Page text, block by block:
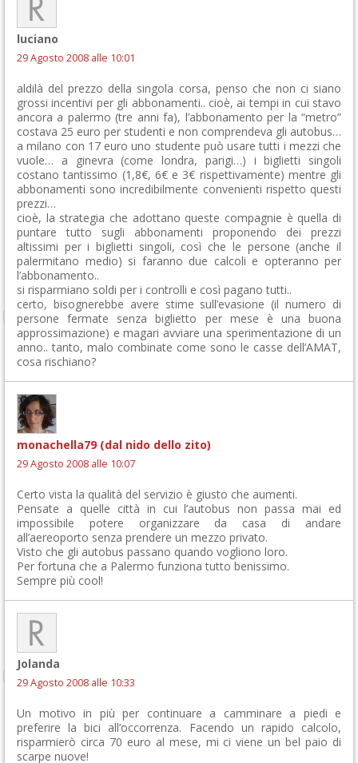
luciano
29 Agosto 2008 alle 10:01
aldilà del prezzo della singola corsa, penso che non ci siano
grossi incentivi per gli abbonamenti.. cioè, ai tempi in cui stavo
ancora a palermo (tre anni fa), l’abbonamento per la “metro”
costava 25 euro per studenti e non comprendeva gli autobus…
a milano con 17 euro uno studente può usare tutti i mezzi che
vuole… a ginevra (come londra, parigi…) i biglietti singoli
costano tantissimo (1,8€, 6€ e 3€ rispettivamente) mentre gli
abbonamenti sono incredibilmente convenienti rispetto questi
prezzi…
cioè, la strategia che adottano queste compagnie è quella di
puntare tutto sugli abbonamenti proponendo dei prezzi
altissimi per i biglietti singoli, così che le persone (anche il
palermitano medio) si faranno due calcoli e opteranno per
l’abbonamento..
si risparmiano soldi per i controlli e così pagano tutti..
certo, bisognerebbe avere stime sull’evasione (il numero di
persone fermate senza biglietto per mese è una buona
approssimazione) e magari avviare una sperimentazione di un
anno.. tanto, malo combinate come sono le casse dell’AMAT,
cosa rischiano?
monachella79 (dal nido dello zito)
29 Agosto 2008 alle 10:07
Certo vista la qualità del servizio è giusto che aumenti.
Pensate a quelle città in cui l’autobus non passa mai ed
impossibile potere organizzare da casa di andare
all’aereoporto senza prendere un mezzo privato.
Visto che gli autobus passano quando vogliono loro.
Per fortuna che a Palermo funziona tutto benissimo.
Sempre più cool!
Jolanda
29 Agosto 2008 alle 10:33
Un motivo in più per continuare a camminare a piedi e
preferire la bici all’occorrenza. Facendo un rapido calcolo,
risparmierò circa 70 euro al mese, mi ci viene un bel paio di
scarpe nuove!